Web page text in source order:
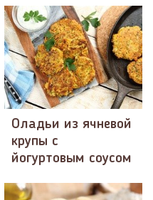
Оладьи из ячневой
крупы с
йогуртовым соусом